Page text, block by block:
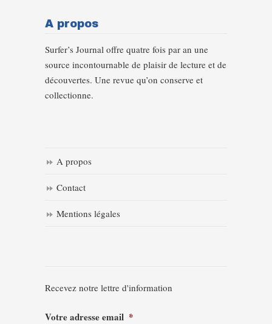
A propos
Surfer’s Journal offre quatre fois par an une
source incontournable de plaisir de lecture et de
découvertes. Une revue qu’on conserve et
collectionne.
A propos
Contact
Mentions légales
Recevez notre lettre d'information
Votre adresse email *